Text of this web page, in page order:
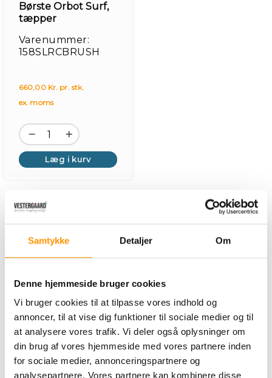
Samtykke Detaljer Om
Denne hjemmeside bruger cookies
Vi bruger cookies til at tilpasse vores indhold og
annoncer, til at vise dig funktioner til sociale medier og til
at analysere vores trafik. Vi deler også oplysninger om
din brug af vores hjemmeside med vores partnere inden
for sociale medier, annonceringspartnere og
analysepartnere. Vores partnere kan kombinere disse
Børste Orbot Surf,
tæpper
Varenummer:
158SLRCBRUSH
660,00 Kr. pr. stk.
ex. moms
Læg i kurv
Der blev ikke fundet flere produkter.
Professionelt tilbehør til
Orbot gulvmaskiner
Det rette tilbehør har stor betydning
for både rengøringsresultat,
effektivitet og levetid på din Orbot
multimaskine.